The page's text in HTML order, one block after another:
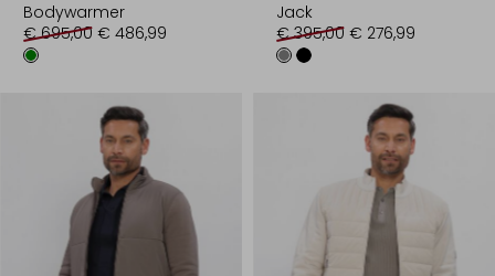
Bodywarmer
€ 695,00 € 486,99
Jack
€ 395,00 € 276,99